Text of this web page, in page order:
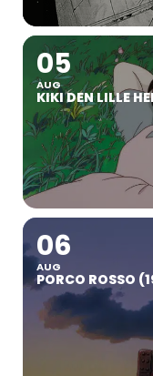
05
AUG
KIKI DEN LILLE
06
AUG
PORCO ROSSO